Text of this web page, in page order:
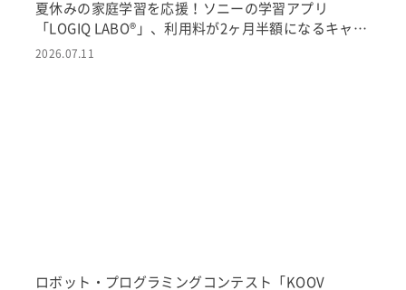
夏休みの家庭学習を応援！ソニーの学習アプリ
「LOGIQ LABO®」、利用料が2ヶ月半額になるキャン
ペーンを7月11日より実施 〜7月18日より開催される
2026.07.11
ロボット・プログラミングコンテスト「KOOV